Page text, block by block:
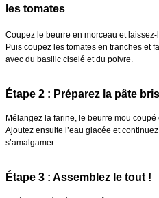
les tomates
Coupez le beurre en morceau et
Puis coupez les tomates en tranches et
avec du basilic ciselé et du poivre.
Étape 2 : Préparez la pâte
Mélangez la farine, le beurre mou
Ajoutez ensuite l’eau glacée et
s’amalgamer.
Étape 3 : Assemblez le tout !